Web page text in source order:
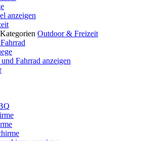
anzeigen
Outdoor & Freizeit
Fahrrad anzeigen